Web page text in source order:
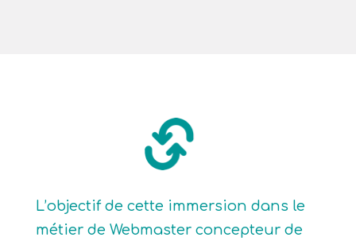
L’objectif de cette immersion dans le
métier de Webmaster concepteur de